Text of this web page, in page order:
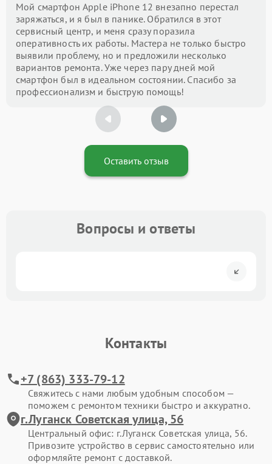
Мой смартфон Apple iPhone 12 внезапно перестал
заряжаться, и я был в панике. Обратился в этот
сервисный центр, и меня сразу поразила
оперативность их работы. Мастера не только быстро
выявили проблему, но и предложили несколько
вариантов ремонта. Уже через пару дней мой
смартфон был в идеальном состоянии. Спасибо за
профессионализм и быструю помощь!
Оставить отзыв
Вопросы и ответы
Контакты
+7 (863) 333-79-12
Свяжитесь с нами любым удобным способом —
поможем с ремонтом техники быстро и аккуратно.
г.Луганск Советская улица, 56
Центральный офис: г.Луганск Советская улица, 56.
Привозите устройство в сервис самостоятельно или
оформляйте ремонт с доставкой.